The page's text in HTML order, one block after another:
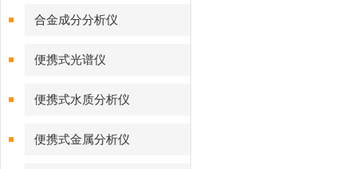
合金成分分析仪
便携式光谱仪
便携式水质分析仪
便携式金属分析仪